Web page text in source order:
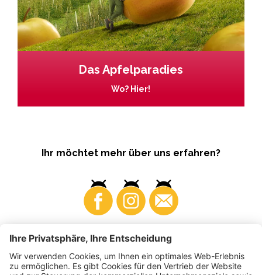
Das Apfelparadies
Wo? Hier!
Ihr möchtet mehr über uns erfahren?
Business Produzenten